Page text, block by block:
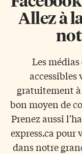
Allez à
Les
accessibles
gratuitement
bon moyen de
Prenez aussi
express.ca pour
dans notre